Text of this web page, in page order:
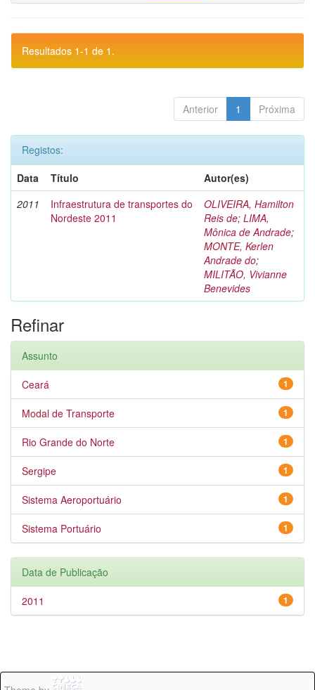
Resultados 1-1 de 1.
Anterior 1 Próxima
Registos:
Data
Título
Autor(es)
2011
Infraestrutura de transportes do
Nordeste 2011
OLIVEIRA, Hamilton
Reis de; LIMA,
Mônica de Andrade;
MONTE, Kerlen
Andrade do;
MILITÃO, Vivianne
Benevides
Refinar
Assunto
1
Ceará
1
Modal de Transporte
1
Rio Grande do Norte
1
Sergipe
1
Sistema Aeroportuário
1
Sistema Portuário
Data de Publicação
1
2011